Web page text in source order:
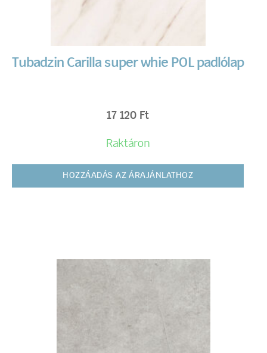
Tubadzin Carilla super whie POL padlólap
17 120 Ft
Raktáron
HOZZÁADÁS AZ ÁRAJÁNLATHOZ